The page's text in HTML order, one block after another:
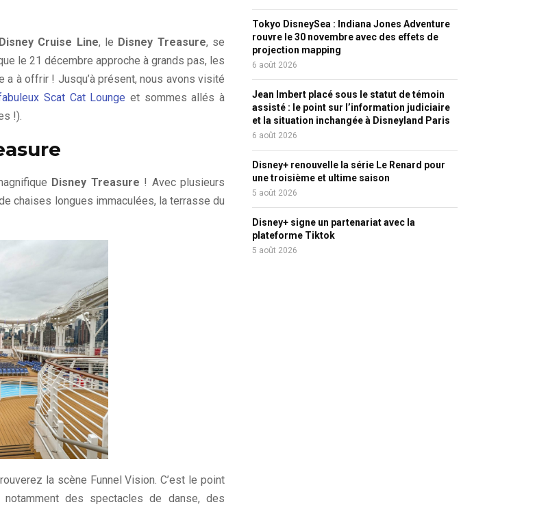
Disney Cruise Line, le Disney Treasure, se
le 21 décembre approche à grands pas, les
a à offrir ! Jusqu’à présent, nous avons visité
Scat Cat Lounge et sommes allés à
!).
Disney Treasure ! Avec plusieurs
chaises longues immaculées, la terrasse du
la scène Funnel Vision. C’est le point
des spectacles de danse, des
Tokyo DisneySea : Indiana Jones Adventure
rouvre le 30 novembre avec des effets de
projection mapping
6 août 2026
Jean Imbert placé sous le statut de témoin
assisté : le point sur l’information judiciaire
et la situation inchangée à Disneyland Paris
6 août 2026
Disney+ renouvelle la série Le Renard pour
une troisième et ultime saison
5 août 2026
Disney+ signe un partenariat avec la
plateforme Tiktok
5 août 2026